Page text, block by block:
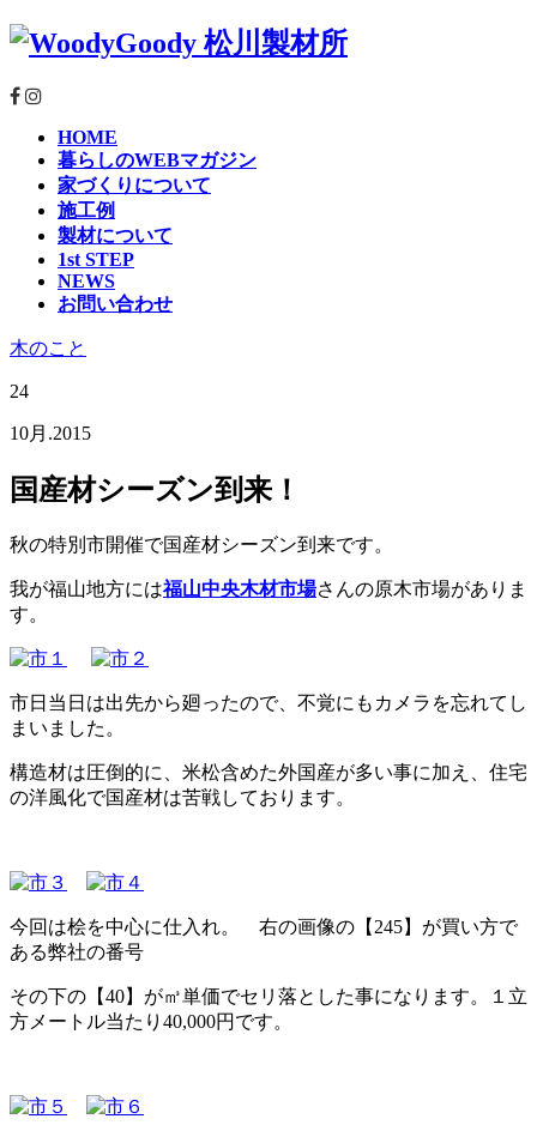
HOME
暮らしのWEBマガジン
家づくりについて
施工例
製材について
1st STEP
NEWS
お問い合わせ
木のこと
24
10月.2015
国産材シーズン到来！
秋の特別市開催で国産材シーズン到来です。
我が福山地方には福山中央木材市場さんの原木市場がありま
す。
市日当日は出先から廻ったので、不覚にもカメラを忘れてし
まいました。
構造材は圧倒的に、米松含めた外国産が多い事に加え、住宅
の洋風化で国産材は苦戦しております。
今回は桧を中心に仕入れ。 右の画像の【245】が買い方で
ある弊社の番号
その下の【40】が㎥単価でセリ落とした事になります。１立
方メートル当たり40,000円です。